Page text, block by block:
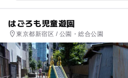
はごろも児童遊園
東京都新宿区 / 公園・総合公園